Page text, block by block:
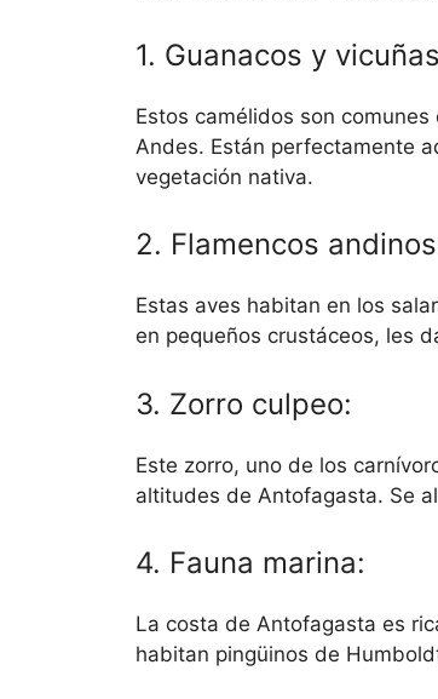
1. Guanacos y
Estos camélidos son
Andes. Están perfectamente
vegetación nativa.
2. Flamencos
Estas aves habitan en los
en pequeños crustáceos, les
3. Zorro culpeo:
Este zorro, uno de los
altitudes de Antofagasta. Se
4. Fauna marina:
La costa de Antofagasta es
habitan pingüinos de